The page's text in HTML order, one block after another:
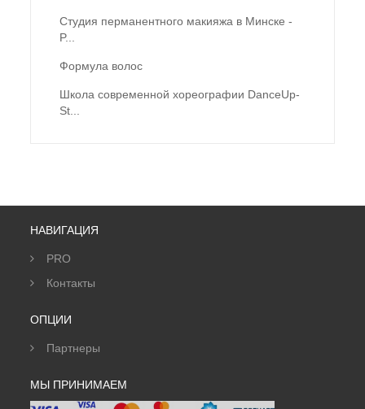
Студия перманентного макияжа в Минске -
P...
Формула волос
Школа современной хореографии DanceUp-
St...
НАВИГАЦИЯ
PRO
Контакты
ОПЦИИ
Партнеры
МЫ ПРИНИМАЕМ